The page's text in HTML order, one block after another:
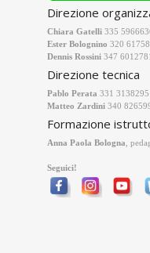
Direzione
Chiara Gatelli 335
Ester Bolognino 320
Dennis Rossini 347
Direzione tecnica
Pablo Perata 331 3138295
Matteo Zardini 340
Formazione
Anna Paola Bologna ,
Seguici!